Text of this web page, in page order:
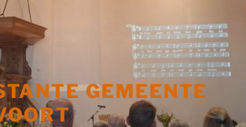
GEMEENTE